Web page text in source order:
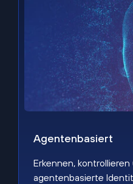
Agentenbasiert
Erkennen,
agentenbasierte